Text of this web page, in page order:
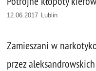
12.06.2017 Lublin
Zamieszani w
przez